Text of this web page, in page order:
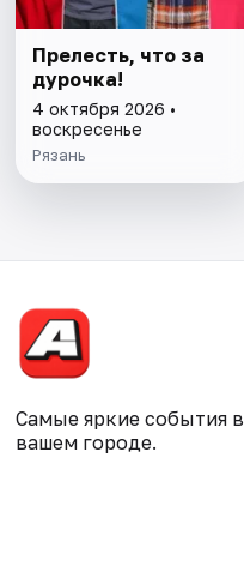
Прелесть, что за
дурочка!
4 октября 2026 •
воскресенье
Рязань
Самые яркие события в
вашем городе.